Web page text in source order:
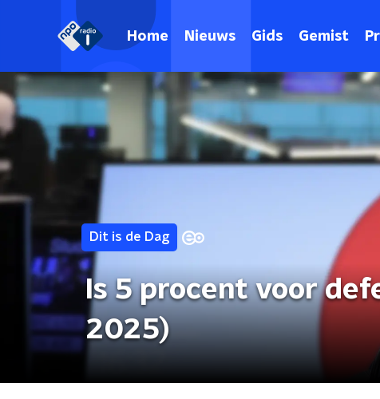
Home Nieuws Gids Gemist
Dit is de Dag
Is 5 procent voor
2025)